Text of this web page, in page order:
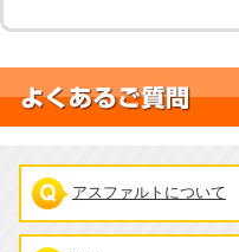
アスファルトについて